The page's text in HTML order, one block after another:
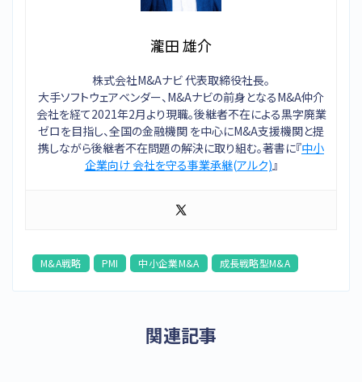
瀧田 雄介
株式会社M&Aナビ 代表取締役社長。
大手ソフトウェアベンダー、M&Aナビの前身となるM&A仲介
会社を経て2021年2月より現職。後継者不在による黒字廃業
ゼロを目指し、全国の金融機関 を中心にM&A支援機関と提
携しながら後継者不在問題の解決に取り組む。著書に『中小
企業向け 会社を守る事業承継(アルク) 』
M&A戦略 PMI 中小企業M&A 成長戦略型M&A
関連記事